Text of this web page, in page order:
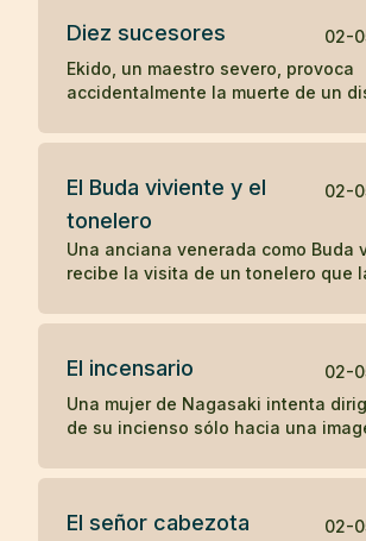
Diez sucesores
02-
Ekido, un maestro severo, provoca
accidentalmente la muerte de un
sucesores iluminados.
El Buda viviente y el
tonelero
02-
Una anciana venerada como Buda
recibe la visita de un tonelero que
fama sostiene el contacto real.
El incensario
02-
Una mujer de Nagasaki intenta
de su incienso sólo hacia una
manchando aquello que veneraba.
El señor cabezota
02-